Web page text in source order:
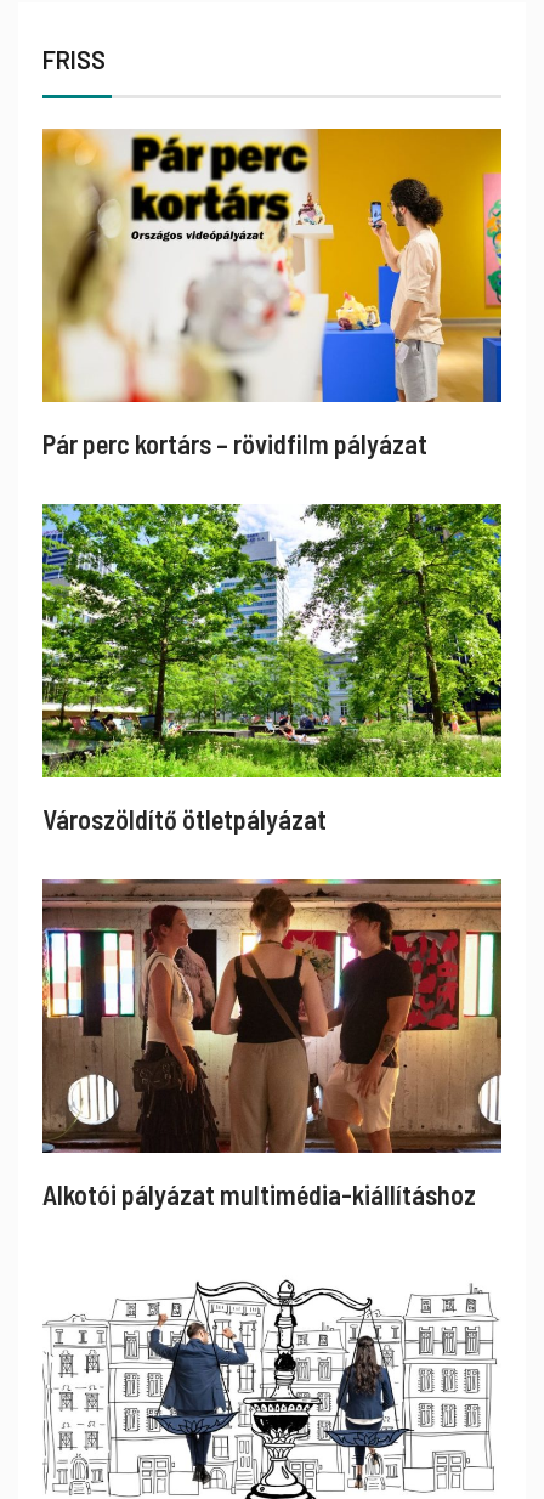
FRISS
Pár perc kortárs – rövidfilm pályázat
Városzöldítő ötletpályázat
Alkotói pályázat multimédia-kiállításhoz